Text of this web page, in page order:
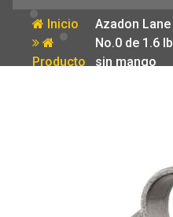
Inicio
Producto
Azadon Lane
No.0 de 1.6 lb
sin mango